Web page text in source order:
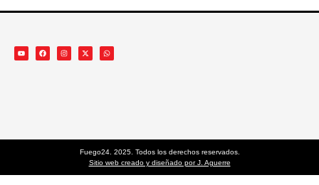
Fuego24. 2025. Todos los derechos reservados.
Sitio web creado y diseñado por J. Aguerre